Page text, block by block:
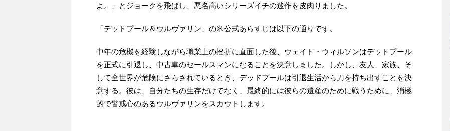
よ。」とジョークを飛ばし、悪名高いシリーズイチの迷作を皮肉りました。
「デッドプール＆ウルヴァリン」の米公式あらすじは以下の通りです。
中年の危機を経験しながら職業上の挫折に直面した後、ウェイド・ウィルソンはデッドプール
を正式に引退し、中古車のセールスマンになることを決意しました。しかし、友人、家族、そ
して全世界が危険にさらされているとき、デッドプールは引退生活から刀を持ち出すことを決
意する。彼は、自分たちの生存だけでなく、最終的には彼らの遺産のために戦うために、消極
的で警戒心のあるウルヴァリンをスカウトします。